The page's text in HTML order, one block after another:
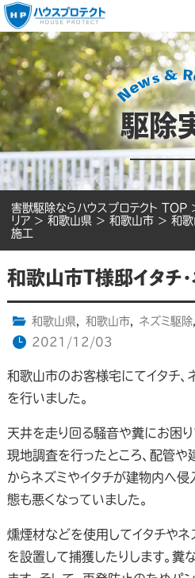
駆除
害獣駆除ならハウスプロテクト TOP
リア > 和歌山県 > 和歌山市 > 和歌
施工
和歌山市T様邸イタチ
和歌山県, 和歌山市, ネズミ駆除,
2021/12/03
和歌山市のお客様宅にてイタチ、
を行いました。
天井を走り回る騒音や糞にお困
現地調査を行ったところ、配管
からネズミやイタチが建物内へ侵
態も悪くなっていました。
燻煙材などを使用してイタチや
を設置して捕獲したりします。糞